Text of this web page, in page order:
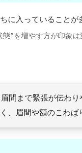
に入っていることが
”を増やす方が印象は
間まで緊張が伝わり
、眉間や額のこわば